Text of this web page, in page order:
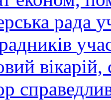
рада
вікарій,